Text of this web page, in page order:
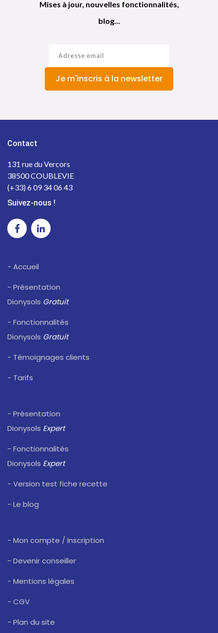
Mises à jour, nouvelles fonctionnalités,
blog...
Je m'inscris à la newsletter
Contact
131 rue du Vercors
38500 COUBLEVIE
(+33) 6 09 34 06 43
Suivez-nous !
- Accueil
- Présentation
Dionysols Gratuit
- Fonctionnalités
Dionysols Gratuit
- Témoignages clients
- Tarifs
- Présentation
Dionysols Expert
- Fonctionnalités
Dionysols Expert
- Version test fiche recette
- Le blog
- Mon compte / Inscription
- Devenir conseiller
- Mentions légales
- CGV
- Plan du site